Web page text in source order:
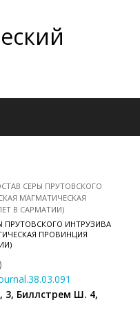
СЕРЫ ПРУТОВСКОГО
МАГМАТИЧЕСКАЯ
В САРМАТИИ)
ПРУТОВСКОГО ИНТРУЗИВА
ПРОВИНЦИЯ
3, Биллстрем Ш. 4,